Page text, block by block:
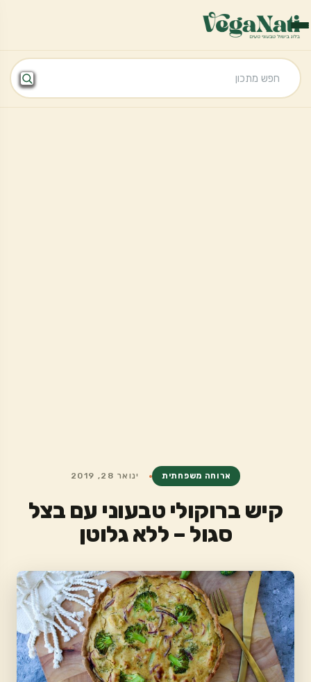
ארוחה משפחתית ינואר 28, 2019
קיש ברוקולי טבעוני עם בצל
סגול – ללא גלוטן